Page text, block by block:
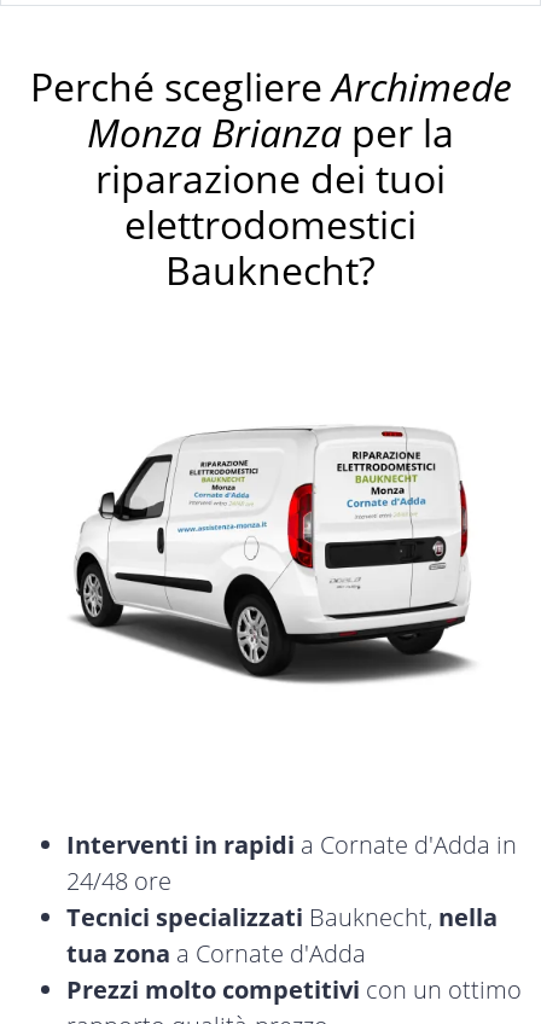
Perché scegliereArchimede
Monza Brianza per la
riparazione dei tuoi
elettrodomestici
Bauknecht?
Interventi in rapidi a Cornate d'Adda in
24/48 ore
Tecnici specializzati Bauknecht, nella
tua zona a Cornate d'Adda
Prezzi molto competitivi con un ottimo